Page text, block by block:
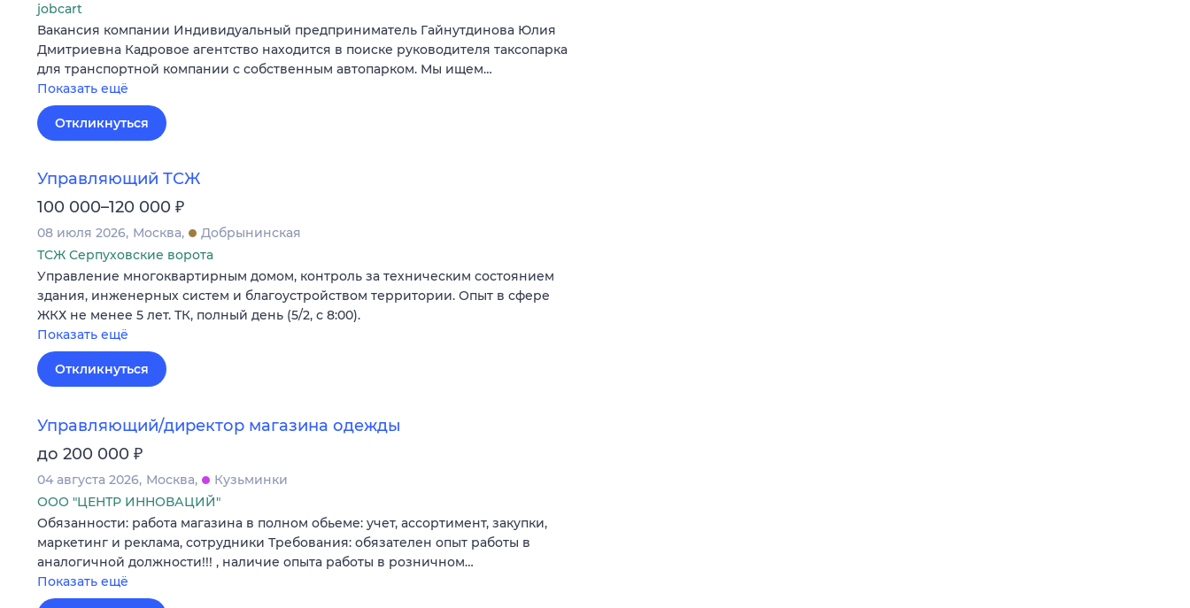
jobcart
Вакансия компании Индивидуальный предприниматель Гайнутдинова Юлия
Дмитриевна Кадровое агентство находится в поиске руководителя таксопарка
для транспортной компании с собственным автопарком. Мы ищем…
Показать ещё
Откликнуться
Управляющий ТСЖ
100 000–120 000 ₽
08 июля 2026 Москва
Добрынинская
ТСЖ Серпуховские ворота
Управление многоквартирным домом, контроль за техническим состоянием
здания, инженерных систем и благоустройством территории. Опыт в сфере
ЖКХ не менее 5 лет. ТК, полный день (5/2, с 8:00).
Показать ещё
Откликнуться
Управляющий/директор магазина одежды
до 200 000 ₽
04 августа 2026 Москва
Кузьминки
ООО "ЦЕНТР ИННОВАЦИЙ"
Обязанности: работа магазина в полном обьеме: учет, ассортимент, закупки,
маркетинг и реклама, сотрудники Требования: обязателен опыт работы в
аналогичной должности!!! , наличие опыта работы в розничном…
Показать ещё